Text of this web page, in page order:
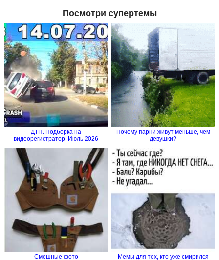
Посмотри супертемы
ДТП. Подборка на
видеорегистратор. Июль 2026
Почему парни живут меньше, чем
девушки?
Смешные фото Мемы для тех, кто уже смирился